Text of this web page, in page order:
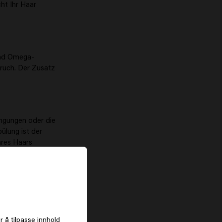
Ihr Haar
Omega-
Der Zusatz
oder die
ist der
Haars
auch
å tilpasse innhold